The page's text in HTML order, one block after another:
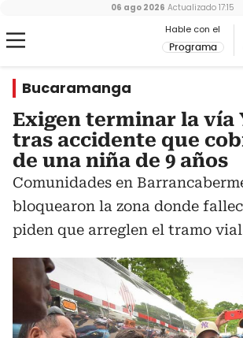
Hable con el
Programa
06 ago 2026 Actualizado 17:15
Bucaramanga
Exigen terminar la vía
tras accidente que
de una niña de 9 años
Comunidades en
bloquearon la zona donde
piden que arreglen el tramo